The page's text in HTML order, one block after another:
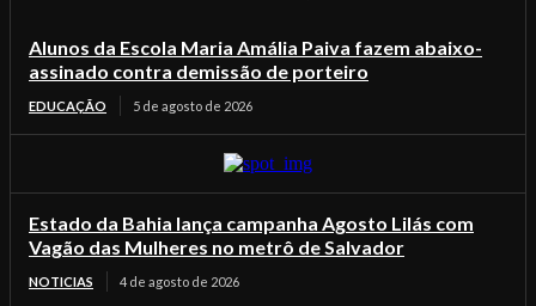
Alunos da Escola Maria Amália Paiva fazem abaixo-
assinado contra demissão de porteiro
EDUCAÇÃO 5 de agosto de 2026
Estado da Bahia lança campanha Agosto Lilás com
Vagão das Mulheres no metrô de Salvador
NOTICIAS 4 de agosto de 2026